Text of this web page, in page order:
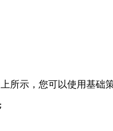
所示，您可以使用基础
;